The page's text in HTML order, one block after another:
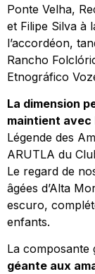
Ponte Velha,
et Filipe Silva à
l’accordéon,
Rancho
Etnográfico
La dimension
maintient avec
Légende des
ARUTLA du
Le regard de
âgées d’Alta
escuro,
enfants.
La composante
géante aux